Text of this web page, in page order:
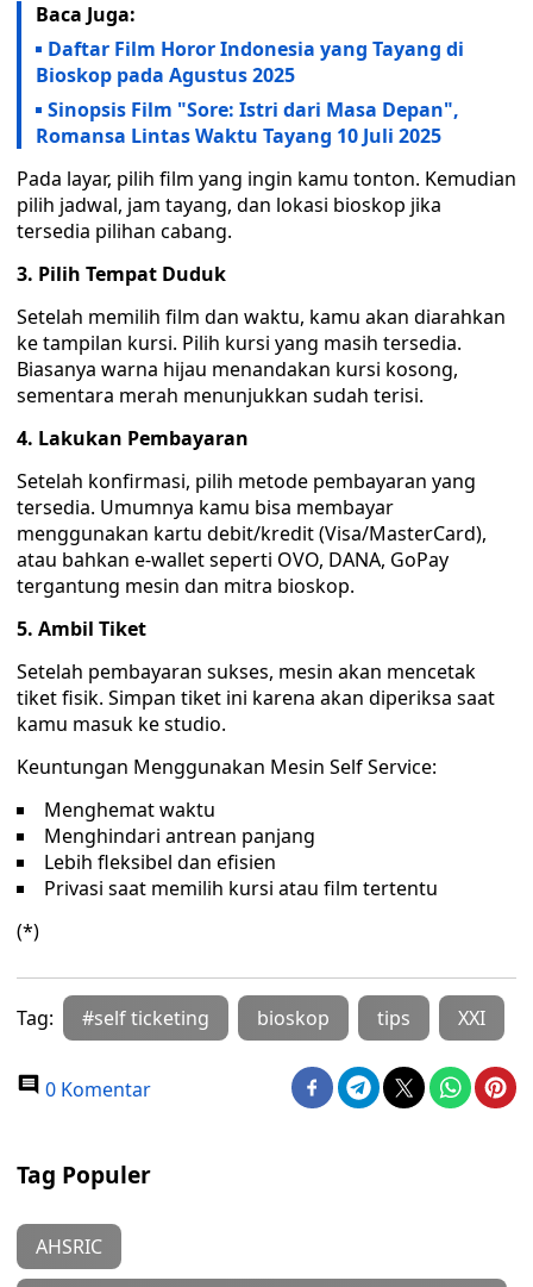
Baca Juga:
Daftar Film Horor Indonesia yang Tayang di
Bioskop pada Agustus 2025
Sinopsis Film "Sore: Istri dari Masa Depan",
Romansa Lintas Waktu Tayang 10 Juli 2025
Pada layar, pilih film yang ingin kamu tonton. Kemudian
pilih jadwal, jam tayang, dan lokasi bioskop jika
tersedia pilihan cabang.
3. Pilih Tempat Duduk
Setelah memilih film dan waktu, kamu akan diarahkan
ke tampilan kursi. Pilih kursi yang masih tersedia.
Biasanya warna hijau menandakan kursi kosong,
sementara merah menunjukkan sudah terisi.
4. Lakukan Pembayaran
Setelah konfirmasi, pilih metode pembayaran yang
tersedia. Umumnya kamu bisa membayar
menggunakan kartu debit/kredit (Visa/MasterCard),
atau bahkan e-wallet seperti OVO, DANA, GoPay
tergantung mesin dan mitra bioskop.
5. Ambil Tiket
Setelah pembayaran sukses, mesin akan mencetak
tiket fisik. Simpan tiket ini karena akan diperiksa saat
kamu masuk ke studio.
Keuntungan Menggunakan Mesin Self Service:
Menghemat waktu
Menghindari antrean panjang
Lebih fleksibel dan efisien
Privasi saat memilih kursi atau film tertentu
(*)
Tag: #self ticketing bioskop tips XXI
0 Komentar
Tag Populer
AHSRIC